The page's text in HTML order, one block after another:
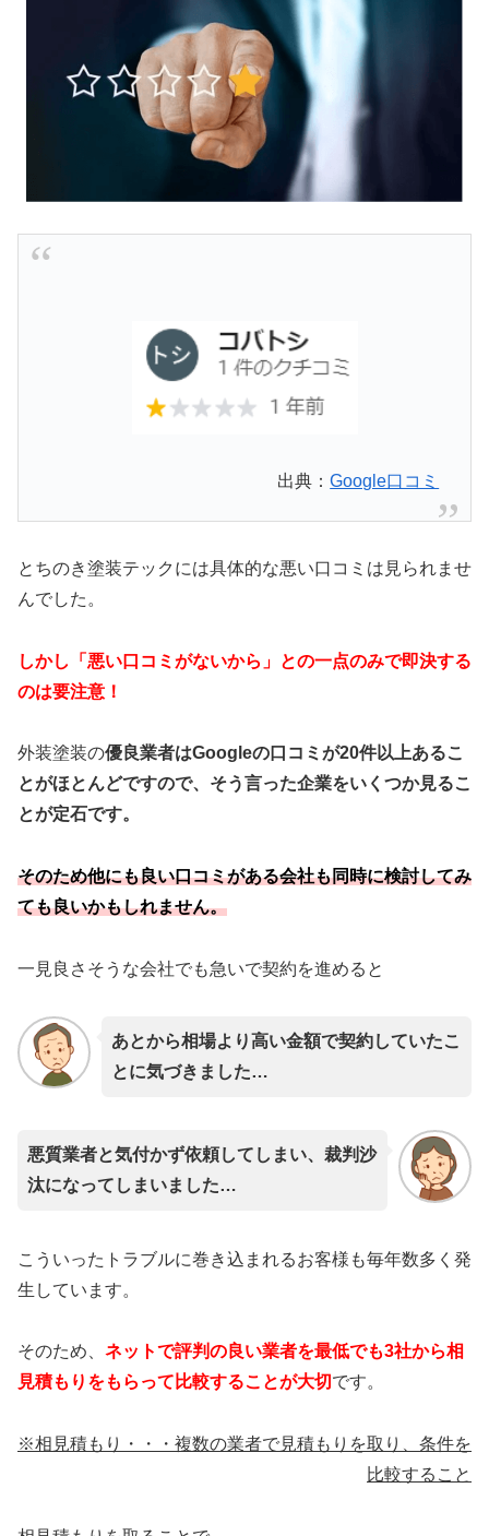
出典：Google口コミ
とちのき塗装テックには具体的な悪い口コミは見られませ
んでした。
しかし「悪い口コミがないから」との一点のみで即決する
のは要注意！
外装塗装の優良業者はGoogleの口コミが20件以上あるこ
とがほとんどですので、そう言った企業をいくつか見るこ
とが定石です。
そのため他にも良い口コミがある会社も同時に検討してみ
ても良いかもしれません。
一見良さそうな会社でも急いで契約を進めると
あとから相場より高い金額で契約していたこ
とに気づきました…
悪質業者と気付かず依頼してしまい、裁判沙
汰になってしまいました…
こういったトラブルに巻き込まれるお客様も毎年数多く発
生しています。
そのため、 ネットで評判の良い業者を最低でも3社から相
見積もりをもらって比較することが大切です。
※相見積もり・・・複数の業者で見積もりを取り、条件を
比較すること